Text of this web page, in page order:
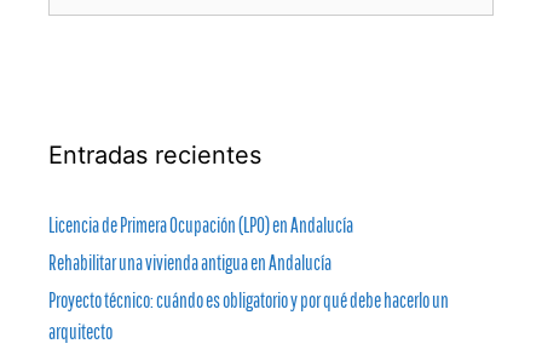
Entradas recientes
Licencia de Primera Ocupación (LPO) en Andalucía
Rehabilitar una vivienda antigua en Andalucía
Proyecto técnico: cuándo es obligatorio y por qué debe hacerlo un
arquitecto